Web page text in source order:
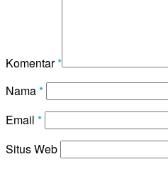
Komentar*
Nama*
Email *
Situs Web